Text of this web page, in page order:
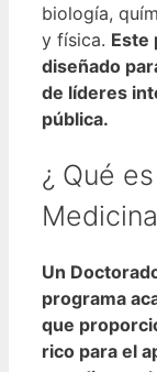
biología,
y física. Este
diseñado
de líderes
pública.
¿ Qué
Un
programa
que
rico para el